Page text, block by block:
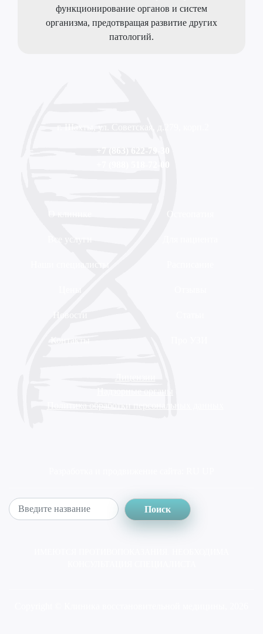
функционирование органов и систем
организма, предотвращая развитие других
патологий.
Поиск